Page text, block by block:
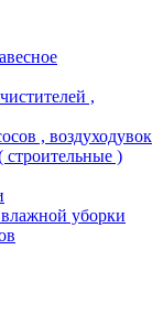
,
, воздуходувок
)
уборки